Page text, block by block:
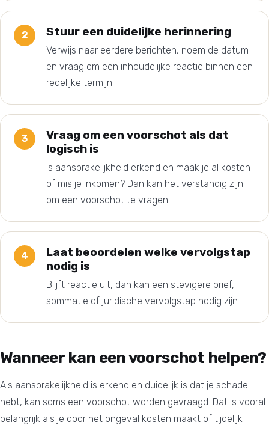
Stuur een duidelijke herinnering
Verwijs naar eerdere berichten, noem de datum
en vraag om een inhoudelijke reactie binnen een
redelijke termijn.
Vraag om een voorschot als dat
logisch is
Is aansprakelijkheid erkend en maak je al kosten
of mis je inkomen? Dan kan het verstandig zijn
om een voorschot te vragen.
Laat beoordelen welke vervolgstap
nodig is
Blijft reactie uit, dan kan een stevigere brief,
sommatie of juridische vervolgstap nodig zijn.
Wanneer kan een voorschot helpen?
Als aansprakelijkheid is erkend en duidelijk is dat je schade
hebt, kan soms een voorschot worden gevraagd. Dat is vooral
belangrijk als je door het ongeval kosten maakt of tijdelijk